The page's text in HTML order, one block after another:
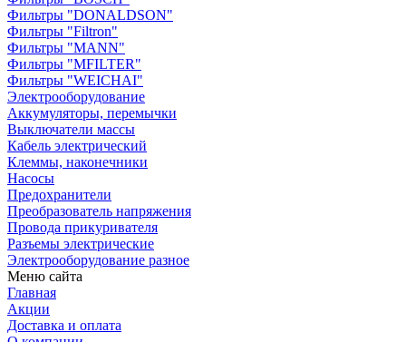
Фильтры "DONALDSON"
Фильтры "Filtron"
Фильтры "MANN"
Фильтры "MFILTER"
Фильтры "WEICHAI"
Электрооборудование
Аккумуляторы, перемычки
Выключатели массы
Кабель электрический
Клеммы, наконечники
Насосы
Предохранители
Преобразователь напряжения
Провода прикуривателя
Разъемы электрические
Электрооборудование разное
Меню сайта
Главная
Акции
Доставка и оплата